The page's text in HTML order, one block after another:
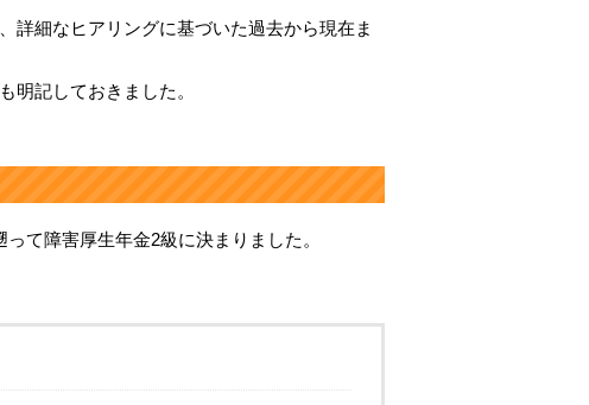
詳細なヒアリングに基づいた過去から現在ま
明記しておきました。
て障害厚生年金2級に決まりました。